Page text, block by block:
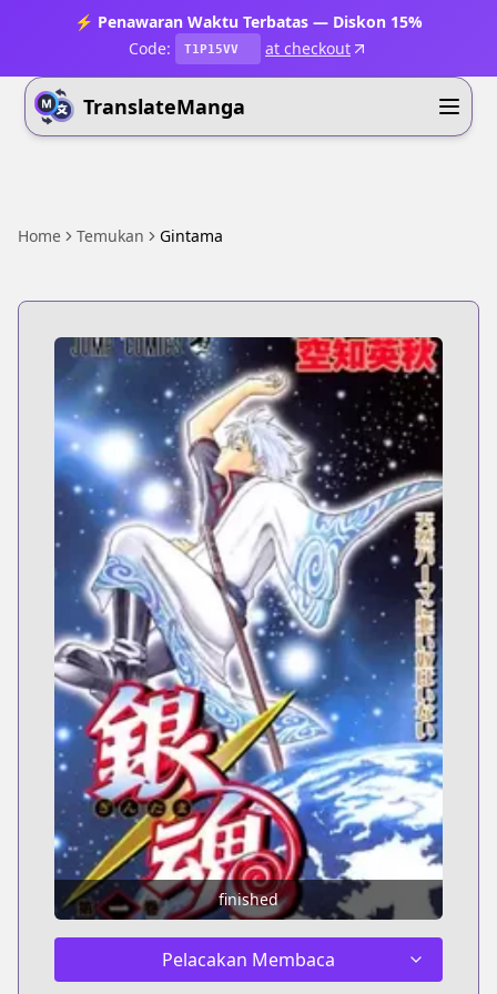
⚡ Penawaran Waktu Terbatas — Diskon 15%
Code:
T1P15VV at checkout
TranslateManga
Home Temukan Gintama
finished
Pelacakan Membaca